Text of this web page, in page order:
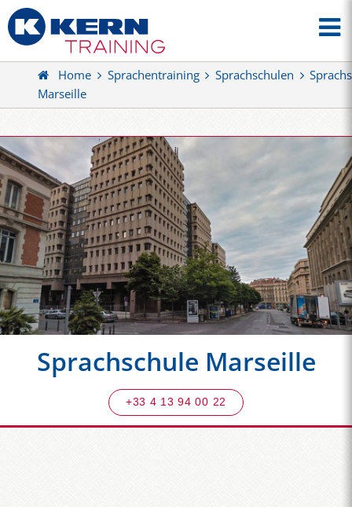
Home Sprachentraining Sprachschulen
Marseille
Sprachschule Marseille
+33 4 13 94 00 22